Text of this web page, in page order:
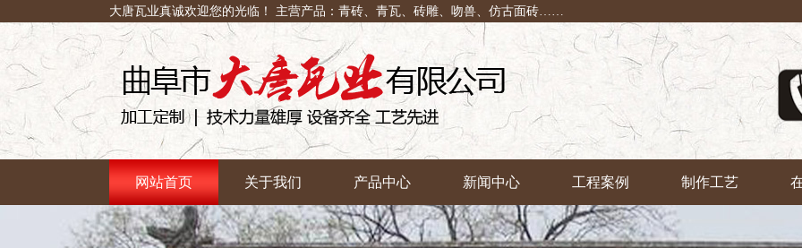
大唐瓦业真诚欢迎您的光临！ 主营产品：青砖、青瓦、砖雕、吻兽、仿古面砖……
网站首页 关于我们 产品中心 新闻中心 工程案例 制作工艺